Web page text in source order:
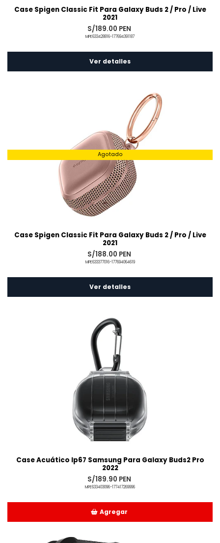
Case Spigen Classic Fit Para Galaxy Buds 2 / Pro / Live
2021
S/189.00 PEN
MPE633428816-177694391187
Ver detalles
Agotado
Case Spigen Classic Fit Para Galaxy Buds 2 / Pro / Live
2021
S/188.00 PEN
MPE633377016-177694064619
Ver detalles
Case Acuático Ip67 Samsung Para Galaxy Buds2 Pro
2022
S/189.90 PEN
MPE633403096-177417269996
Agregar